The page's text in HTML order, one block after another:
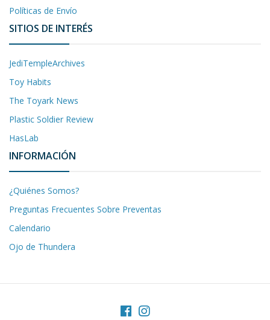
Políticas de Envío
SITIOS DE INTERÉS
JediTempleArchives
Toy Habits
The Toyark News
Plastic Soldier Review
HasLab
INFORMACIÓN
¿Quiénes Somos?
Preguntas Frecuentes Sobre Preventas
Calendario
Ojo de Thundera